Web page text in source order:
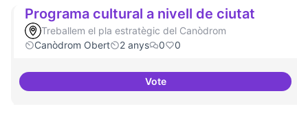
Programa cultural a nivell de ciutat
Treballem el pla estratègic del Canòdrom
Canòdrom Obert
2 anys 0 0
VotePrograma cultural a nivell de